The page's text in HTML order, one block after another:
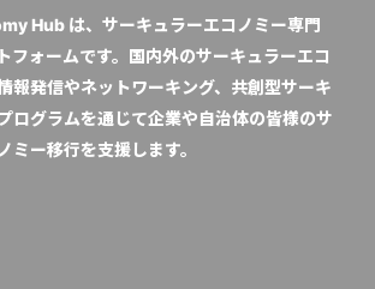
Hub は、サーキュラーエコノミー専門
フォームです。国内外のサーキュラーエコ
報発信やネットワーキング、共創型サーキ
ログラムを通じて企業や自治体の皆様のサ
ミー移行を支援します。